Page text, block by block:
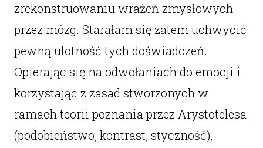
zrekonstruowaniu wrażeń zmysłowych
przez mózg. Starałam się zatem uchwycić
pewną ulotność tych doświadczeń.
Opierając się na odwołaniach do emocji i
korzystając z zasad stworzonych w
ramach teorii poznania przez Arystotelesa
(podobieństwo, kontrast, styczność),